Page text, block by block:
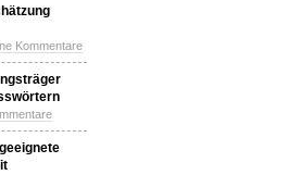
Kommentare